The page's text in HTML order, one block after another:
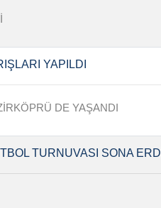
YAPILDI
DE YAŞANDI
TURNUVASI SONA ERDİ